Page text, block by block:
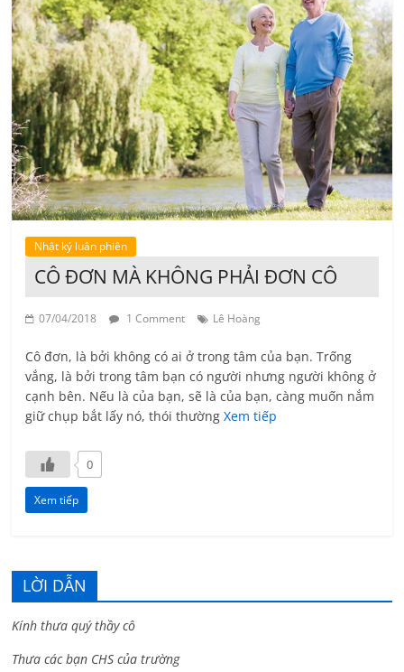
Nhật ký luân phiên
CÔ ĐƠN MÀ KHÔNG PHẢI ĐƠN CÔ
07/04/2018 1 Comment Lê Hoàng
Cô đơn, là bởi không có ai ở trong tâm của bạn. Trống
vắng, là bởi trong tâm bạn có người nhưng người không ở
cạnh bên. Nếu là của bạn, sẽ là của bạn, càng muốn nắm
giữ chụp bắt lấy nó, thói thườngXem tiếp
0
Xem tiếp
LỜI DẪN
Kính thưa quý thầy cô
Thưa các bạn CHS của trường